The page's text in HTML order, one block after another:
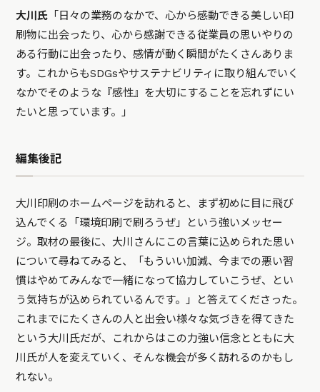
大川氏 「日々の業務のなかで、心から感動できる美しい印
刷物に出会ったり、心から感謝できる従業員の思いやりの
ある行動に出会ったり、感情が動く瞬間がたくさんありま
す。これからもSDGsやサステナビリティに取り組んでいく
なかでそのような『感性』を大切にすることを忘れずにい
たいと思っています。」
編集後記
大川印刷のホームページを訪れると、まず初めに目に飛び
込んでくる「環境印刷で刷ろうぜ」という強いメッセー
ジ。取材の最後に、大川さんにこの言葉に込められた思い
について尋ねてみると、「もういい加減、今までの悪い習
慣はやめてみんなで一緒になって協力していこうぜ、とい
う気持ちが込められているんです。」と答えてくださった。
これまでにたくさんの人と出会い様々な気づきを得てきた
という大川氏だが、これからはこの力強い信念とともに大
川氏が人を変えていく、そんな機会が多く訪れるのかもし
れない。